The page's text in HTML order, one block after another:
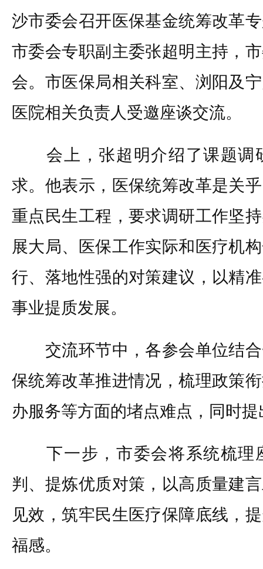
沙市委会召开医保基金统筹改革
市委会专职副主委张超明主持，
会。市医保局相关科室、浏阳及
医院相关负责人受邀座谈交流。
会上，张超明介绍了课题调
求。他表示，医保统筹改革是关
重点民生工程，要求调研工作坚
展大局、医保工作实际和医疗机
行、落地性强的对策建议，以精
事业提质发展。
交流环节中，各参会单位结合
保统筹改革推进情况，梳理政策
办服务等方面的堵点难点，同时
下一步，市委会将系统梳理
判、提炼优质对策，以高质量建
见效，筑牢民生医疗保障底线，
福感。